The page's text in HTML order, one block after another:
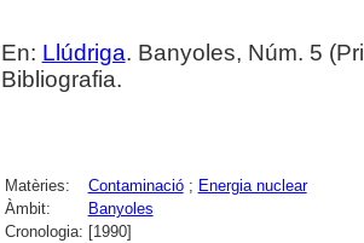
En: Llúdriga. Banyoles, Núm. 5
Bibliografia.
Matèries: Contaminació; Energia nuclear
Àmbit:
Banyoles
Cronologia: [1990]